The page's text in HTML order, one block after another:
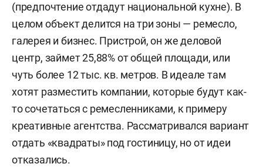
(предпочтение отдадут национальной кухне). В
целом объект делится на три зоны — ремесло,
галерея и бизнес. Пристрой, он же деловой
центр, займет 25,88% от общей площади, или
чуть более 12 тыс. кв. метров. В идеале там
хотят разместить компании, которые будут как-
то сочетаться с ремесленниками, к примеру
креативные агентства. Рассматривался вариант
отдать «квадраты» под гостиницу, но от идеи
отказались.